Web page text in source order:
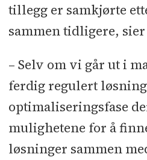
tillegg er samkjørte
sammen tidligere,
– Selv om vi går ut i
ferdig regulert
optimaliseringsfase
mulighetene for å
løsninger sammen